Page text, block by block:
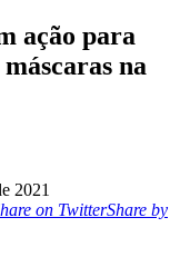
ação para
na
2021
on TwitterShare by